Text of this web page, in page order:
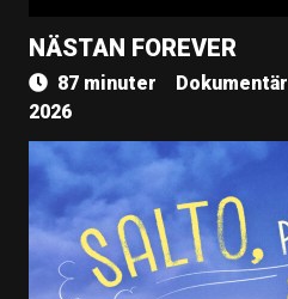
NÄSTAN FOREVER
87 minuter Dokumentär
2026